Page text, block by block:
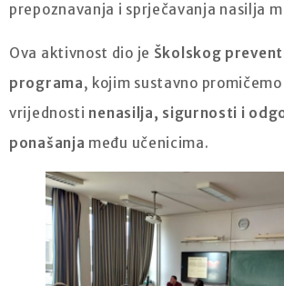
prepoznavanja i sprječavanja nasilja
Ova aktivnost dio je Školskog
programa, kojim sustavno promičemo
vrijednosti nenasilja, sigurnosti i
ponašanja među učenicima.